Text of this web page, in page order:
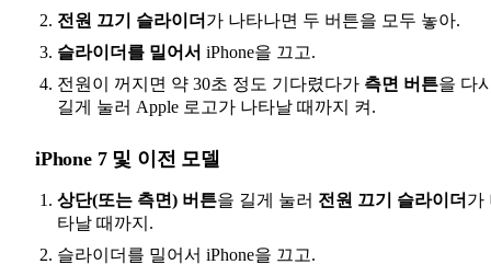
전원 끄기 슬라이더 가 나타나면 두 버튼을 모두 놓아.
슬라이더를 밀어서 iPhone을 끄고.
전원이 꺼지면 약 30초 정도 기다렸다가 측면 버튼을 다
길게 눌러 Apple 로고가 나타날 때까지 켜.
iPhone 7 및 이전 모델
상단(또는 측면) 버튼을 길게 눌러 전원 끄기 슬라이더 가
타날 때까지.
슬라이더를 밀어서 iPhone을 끄고.